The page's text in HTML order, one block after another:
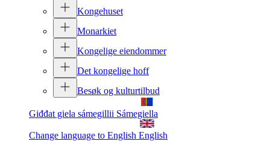
Kongehuset
Monarkiet
Kongelige eiendommer
Det kongelige hoff
Besøk og kulturtilbud
Giđđat giela sámegillii Sámegiella
Change language to English English